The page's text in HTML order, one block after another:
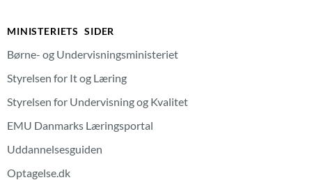
MINISTERIETS SIDER
Børne- og Undervisningsministeriet
Styrelsen for It og Læring
Styrelsen for Undervisning og Kvalitet
EMU Danmarks Læringsportal
Uddannelsesguiden
Optagelse.dk